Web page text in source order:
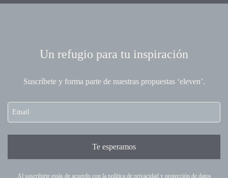
Un refugio para tu inspiración
Suscríbete y forma parte de nuestras propuestas ‘eleven’.
Te esperamos
Al suscribirte estás de acuerdo con la política de privacidad y protección de datos